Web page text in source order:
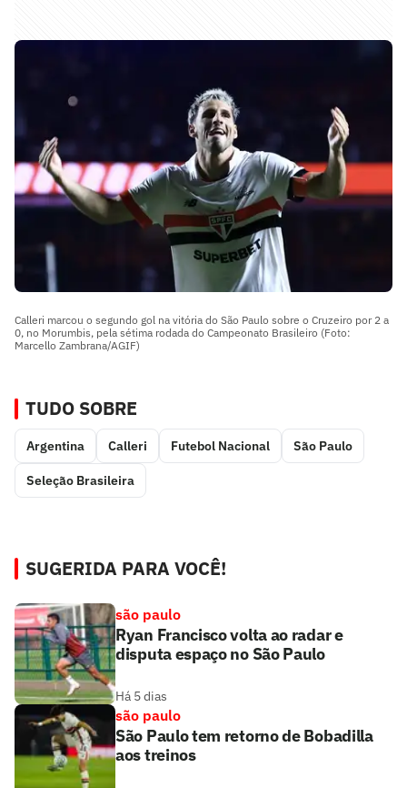
Calleri marcou o segundo gol na vitória do São Paulo sobre o Cruzeiro por 2 a
0, no Morumbis, pela sétima rodada do Campeonato Brasileiro (Foto:
Marcello Zambrana/AGIF)
TUDO SOBRE
Argentina Calleri Futebol Nacional São Paulo
Seleção Brasileira
SUGERIDA PARA VOCÊ!
são paulo
Ryan Francisco volta ao radar e
disputa espaço no São Paulo
Há 5 dias
são paulo
São Paulo tem retorno de Bobadilla
aos treinos